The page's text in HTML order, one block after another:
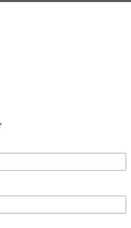
E questo per noi è davvero un